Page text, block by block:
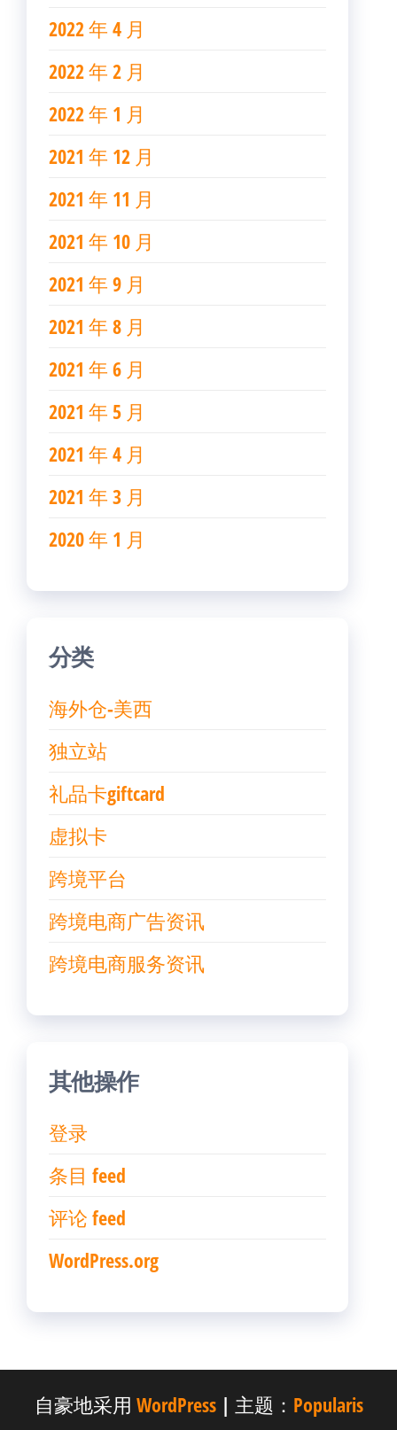
2022 年 4 月
2022 年 2 月
2022 年 1 月
2021 年 12 月
2021 年 11 月
2021 年 10 月
2021 年 9 月
2021 年 8 月
2021 年 6 月
2021 年 5 月
2021 年 4 月
2021 年 3 月
2020 年 1 月
分类
海外仓-美西
独立站
礼品卡giftcard
虚拟卡
跨境平台
跨境电商广告资讯
跨境电商服务资讯
其他操作
登录
条目 feed
评论 feed
WordPress.org
自豪地采用 WordPress | 主题： Popularis